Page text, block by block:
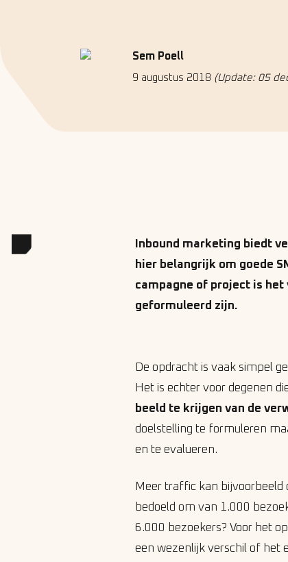
Sem Poell
9 augustus 2018 (Update: 05
Inbound marketing biedt
hier belangrijk om goede
campagne of project is
geformuleerd zijn.
De opdracht is vaak simpel
Het is echter voor degenen
beeld te krijgen van de
doelstelling te formuleren
en te evalueren.
Meer traffic kan bijvoorbeeld
bedoeld om van 1.000
6.000 bezoekers? Voor het
een wezenlijk verschil of het